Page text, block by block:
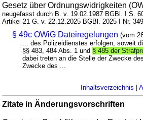
Gesetz über Ordnungswidrigkeiten
neugefasst durch B. v. 19.02.1987 BGBl. I S.
Artikel 21 G. v. 22.12.2025 BGBl. 2025 I Nr. 349
§ 49c OWiG Dateiregelungen (vom
... des Polizeidienstes erfolgen, soweit
§§ 483, 484 Abs. 1 und § 485 der
dabei treten an die Stelle der Zwecke
Zwecke des ...
Inhaltsverzeichnis |
Zitate in Änderungsvorschriften